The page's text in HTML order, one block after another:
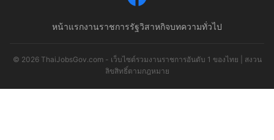
หน้าแรกงานราชการรัฐวิสาหกิจบทความทั่วไป
© 2026 ThaiJobsGov.com - เว็บไซต์รวมงานราชการอันดับ 1 ของไทย | สงวน
ลิขสิทธิ์ตามกฎหมาย